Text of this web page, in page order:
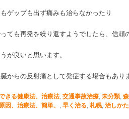
ゲップも出ず痛みも治らなかったり
ても再発を繰り返すようでしたら、信頼
が良いと思います。
からの反射痛として発症する場合もあり
きる健康法、治療法, 交通事故治療, 未分類,
原因、治療法、簡単、 , 早く治る, 札幌, 治しかた